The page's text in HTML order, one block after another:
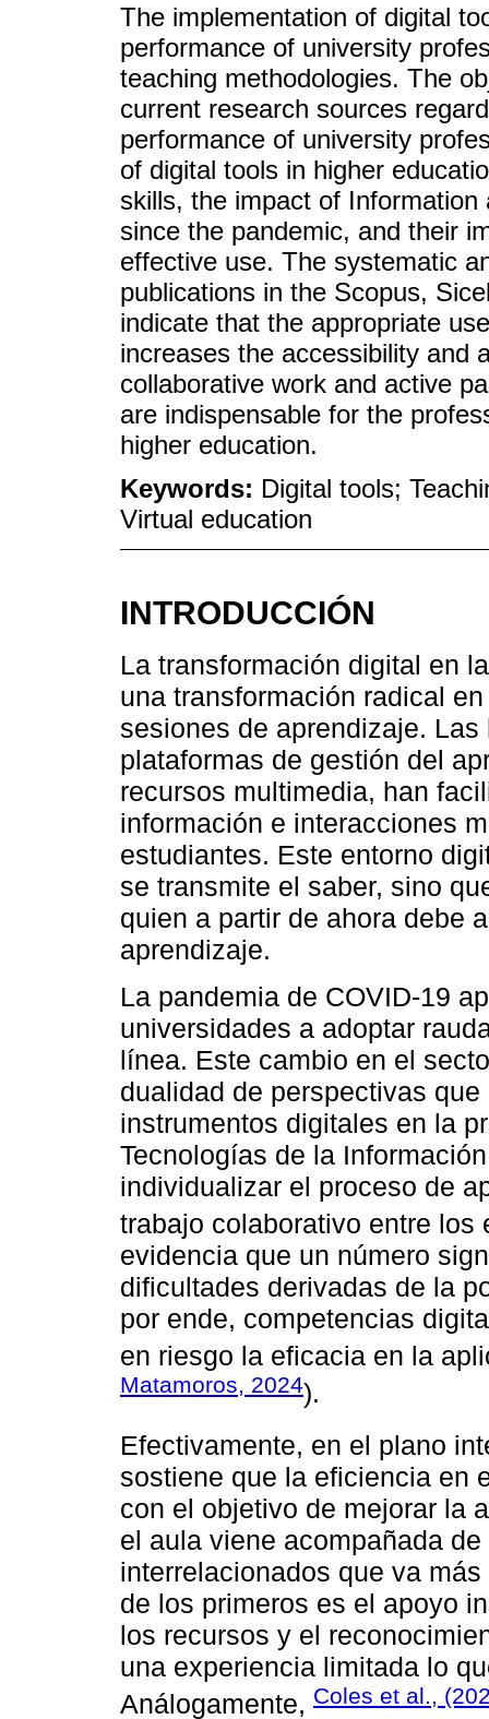
The implementation of digital
performance of university
teaching methodologies. The
current research sources
performance of university
of digital tools in higher
skills, the impact of
since the pandemic, and their
effective use. The systematic
publications in the Scopus,
indicate that the appropriate
increases the accessibility and
collaborative work and active
are indispensable for the
higher education.
Keywords: Digital tools;
Virtual education
INTRODUCCIÓN
La transformación digital en
una transformación radical
sesiones de aprendizaje.
plataformas de gestión del
recursos multimedia, han
información e interacciones
estudiantes. Este entorno
se transmite el saber, sino
quien a partir de ahora debe
aprendizaje.
La pandemia de COVID-19
universidades a adoptar
línea. Este cambio en el
dualidad de perspectivas
instrumentos digitales en la
Tecnologías de la
individualizar el proceso de
trabajo colaborativo entre los
evidencia que un número
dificultades derivadas de la
por ende, competencias
en riesgo la eficacia en la
Matamoros, 2024).
Efectivamente, en el plano
sostiene que la eficiencia en
con el objetivo de mejorar la
el aula viene acompañada
interrelacionados que va
de los primeros es el apoyo
los recursos y el
una experiencia limitada lo
Análogamente, Coles et al.,